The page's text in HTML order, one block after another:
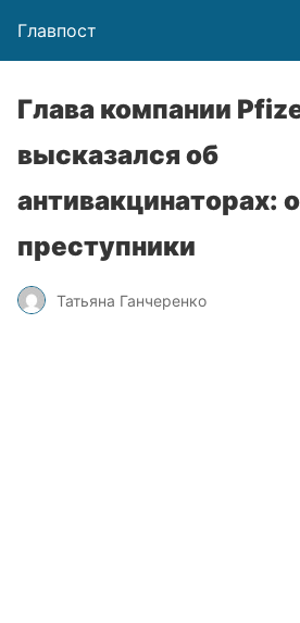
Главпост
Глава компании
высказался об
антивакцинаторах:
преступники
Татьяна Ганчеренко